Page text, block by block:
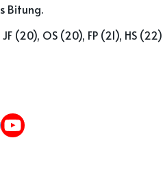
Bitung.
(20), OS (20), FP (21), HS